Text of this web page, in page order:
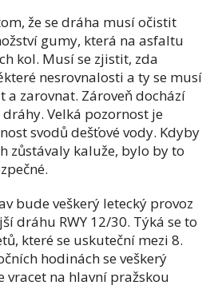
že se dráha musí očistit
gumy, která na asfaltu
kol. Musí se zjistit, zda
nesrovnalosti a ty se musí
zarovnat. Zároveň dochází
Velká pozornost je
svodů dešťové vody. Kdyby
zůstávaly kaluže, bylo by to
bude veškerý letecký provoz
dráhu RWY 12/30. Týká se to
které se uskuteční mezi 8.
hodinách se veškerý
vracet na hlavní pražskou